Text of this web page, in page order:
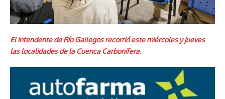
El intendente de Río Gallegos recorrió este miércoles y jueves
las localidades de la Cuenca Carbonífera.